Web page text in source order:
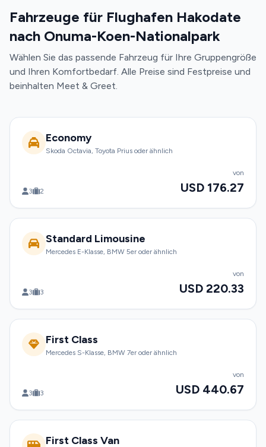
Fahrzeuge für Flughafen Hakodate
nach Onuma-Koen-Nationalpark
Wählen Sie das passende Fahrzeug für Ihre Gruppengröße
und Ihren Komfortbedarf. Alle Preise sind Festpreise und
beinhalten Meet & Greet.
Economy
Skoda Octavia, Toyota Prius oder ähnlich
3 2
von
USD 176.27
Standard Limousine
Mercedes E-Klasse, BMW 5er oder ähnlich
3 3
von
USD 220.33
First Class
Mercedes S-Klasse, BMW 7er oder ähnlich
3 3
von
USD 440.67
First Class Van